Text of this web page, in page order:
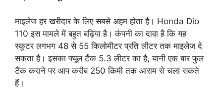
माइलेज हर खरीदार के लिए सबसे अहम होता है। Honda Dio
110 इस मामले में बहुत बढ़िया है। कंपनी का दावा है कि यह
स्कूटर लगभग 48 से 55 किलोमीटर प्रति लीटर तक माइलेज दे
सकता है। इसका फ्यूल टैंक 5.3 लीटर का है, यानी एक बार फुल
टैंक कराने पर आप करीब 250 किमी तक आराम से चला सकते
हैं।